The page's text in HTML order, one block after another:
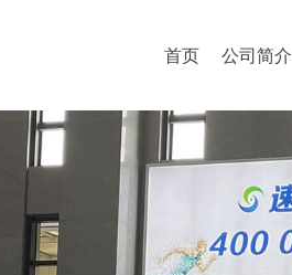
首页 公司简介